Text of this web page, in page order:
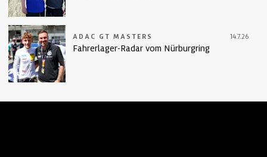
ADAC GT MASTERS 14.7.26
Fahrerlager-Radar vom Nürburgring